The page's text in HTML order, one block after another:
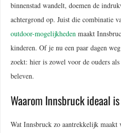
binnenstad wandelt, doemen de
achtergrond op. Juist die combinatie
outdoor-mogelijkheden maakt
kinderen. Of je nu een paar dagen
zoekt: hier is zowel voor de ouders
beleven.
Waarom Innsbruck ideaal
Wat Innsbruck zo aantrekkelijk